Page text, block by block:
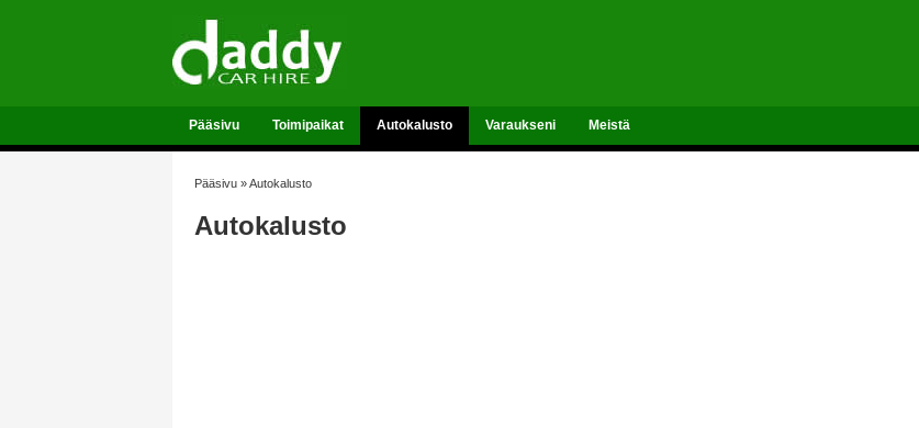
Pääsivu Toimipaikat Autokalusto Varaukseni Meistä
Pääsivu »Autokalusto
Autokalusto